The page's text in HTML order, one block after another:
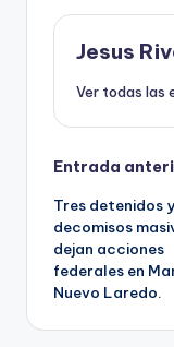
Jesus
Ver todas las
de
Entrada
Tres detenidos y
decomisos
dejan acciones
federales en
Nuevo Laredo.